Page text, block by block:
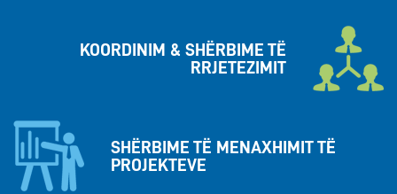
KOORDINIM & SHËRBIME TË
RRJETEZIMIT
SHËRBIME TË MENAXHIMIT TË
PROJEKTEVE